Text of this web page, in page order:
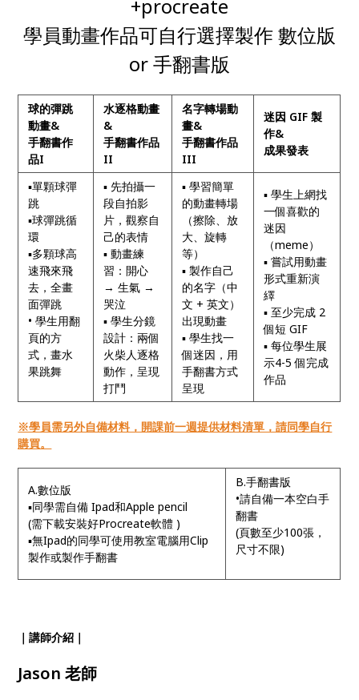
+procreate
學員動畫作品可自行選擇製作 數位版
or 手翻書版
球的彈跳
動畫&
手翻書作
品I
水逐格動畫
&
手翻書作品
II
名字轉場動
畫&
手翻書作品
III
迷因 GIF 製
作&
成果發表
▪單顆球彈
跳
▪球彈跳循
環
▪多顆球高
速飛來飛
去，全畫
面彈跳
• 學生用翻
頁的方
式，畫水
果跳舞
▪ 先拍攝一
段自拍影
片，觀察自
己的表情
▪ 動畫練
習：開心
→ 生氣 →
哭泣
▪ 學生分鏡
設計：兩個
火柴人逐格
動作，呈現
打鬥
▪ 學習簡單
的動畫轉場
（擦除、放
大、旋轉
等）
▪ 製作自己
的名字（中
文 + 英文）
出現動畫
▪ 學生找一
個迷因，用
手翻書方式
呈現
▪ 學生上網找
一個喜歡的
迷因
（meme）
▪ 嘗試用動畫
形式重新演
繹
▪ 至少完成 2
個短 GIF
▪ 每位學生展
示4-5 個完成
作品
※學員需另外自備材料，開課前一週提供材料清單，請同學自行
購買。
A.數位版
▪同學需自備 Ipad和Apple pencil
(需下載安裝好Procreate軟體 )
▪無Ipad的同學可使用教室電腦用Clip
製作或製作手翻書
B.手翻書版
•請自備一本空白手
翻書
(頁數至少100張，
尺寸不限)
｜講師介紹｜
Jason 老師